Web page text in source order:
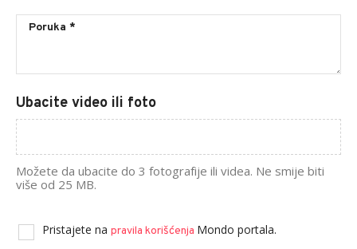
Ubacite video ili foto
Možete da ubacite do 3 fotografije ili videa. Ne smije biti
više od 25 MB.
Pristajete na pravila korišćenja Mondo portala.